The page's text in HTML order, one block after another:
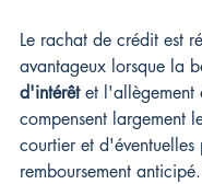
Le rachat de crédit est
avantageux lorsque la
d'intérêt et l'allègement
compensent largement
courtier et d'éventuelles
remboursement